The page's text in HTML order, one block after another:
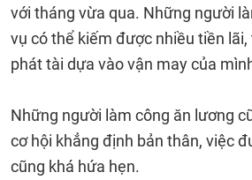
với tháng vừa qua. Những người
vụ có thể kiếm được nhiều tiền
phát tài dựa vào vận may của
Những người làm công ăn lương
cơ hội khẳng định bản thân, việc
cũng khá hứa hẹn.